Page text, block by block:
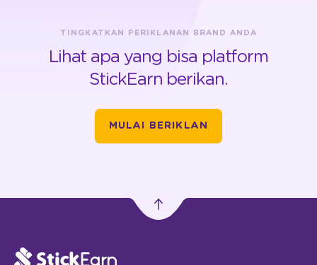
TINGKATKAN PERIKLANAN BRAND ANDA
Lihat apa yang bisa platform
StickEarn berikan.
MULAI BERIKLAN